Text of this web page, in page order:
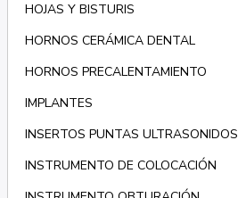
HOJAS Y BISTURIS
HORNOS CERÁMICA DENTAL
HORNOS PRECALENTAMIENTO
IMPLANTES
INSERTOS PUNTAS ULTRASONIDOS
INSTRUMENTO DE COLOCACIÓN